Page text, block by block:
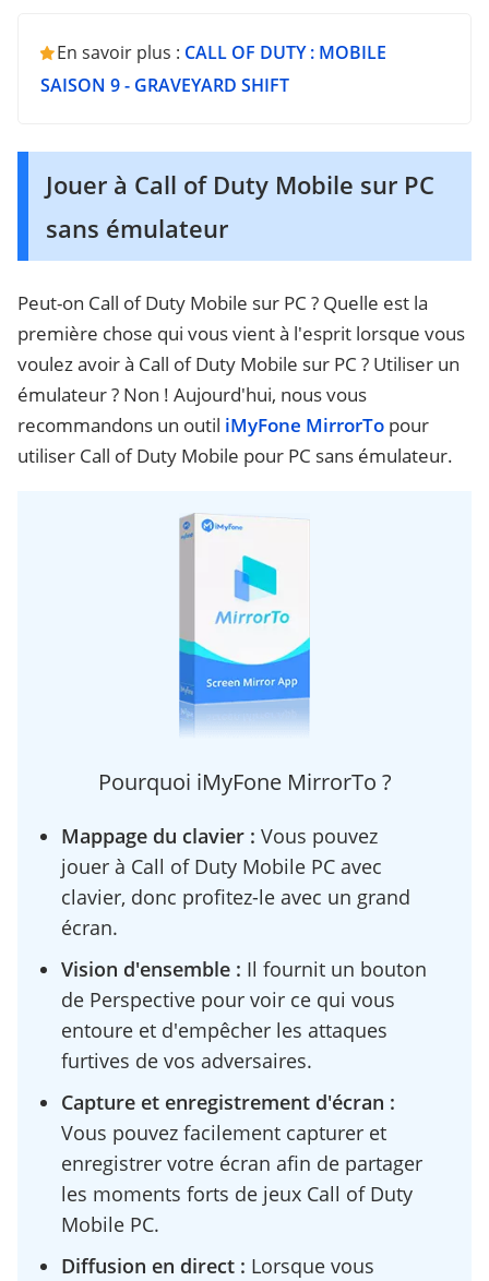
En savoir plus : CALL OF DUTY : MOBILE
SAISON 9 - GRAVEYARD SHIFT
Jouer à Call of Duty Mobile sur PC
sans émulateur
Peut-on Call of Duty Mobile sur PC ? Quelle est la
première chose qui vous vient à l'esprit lorsque vous
voulez avoir à Call of Duty Mobile sur PC ? Utiliser un
émulateur ? Non ! Aujourd'hui, nous vous
recommandons un outil iMyFone MirrorTo pour
utiliser Call of Duty Mobile pour PC sans émulateur.
Pourquoi iMyFone MirrorTo ?
Mappage du clavier : Vous pouvez
jouer à Call of Duty Mobile PC avec
clavier, donc profitez-le avec un grand
écran.
Vision d'ensemble : Il fournit un bouton
de Perspective pour voir ce qui vous
entoure et d'empêcher les attaques
furtives de vos adversaires.
Capture et enregistrement d'écran :
Vous pouvez facilement capturer et
enregistrer votre écran afin de partager
les moments forts de jeux Call of Duty
Mobile PC.
Diffusion en direct : Lorsque vous